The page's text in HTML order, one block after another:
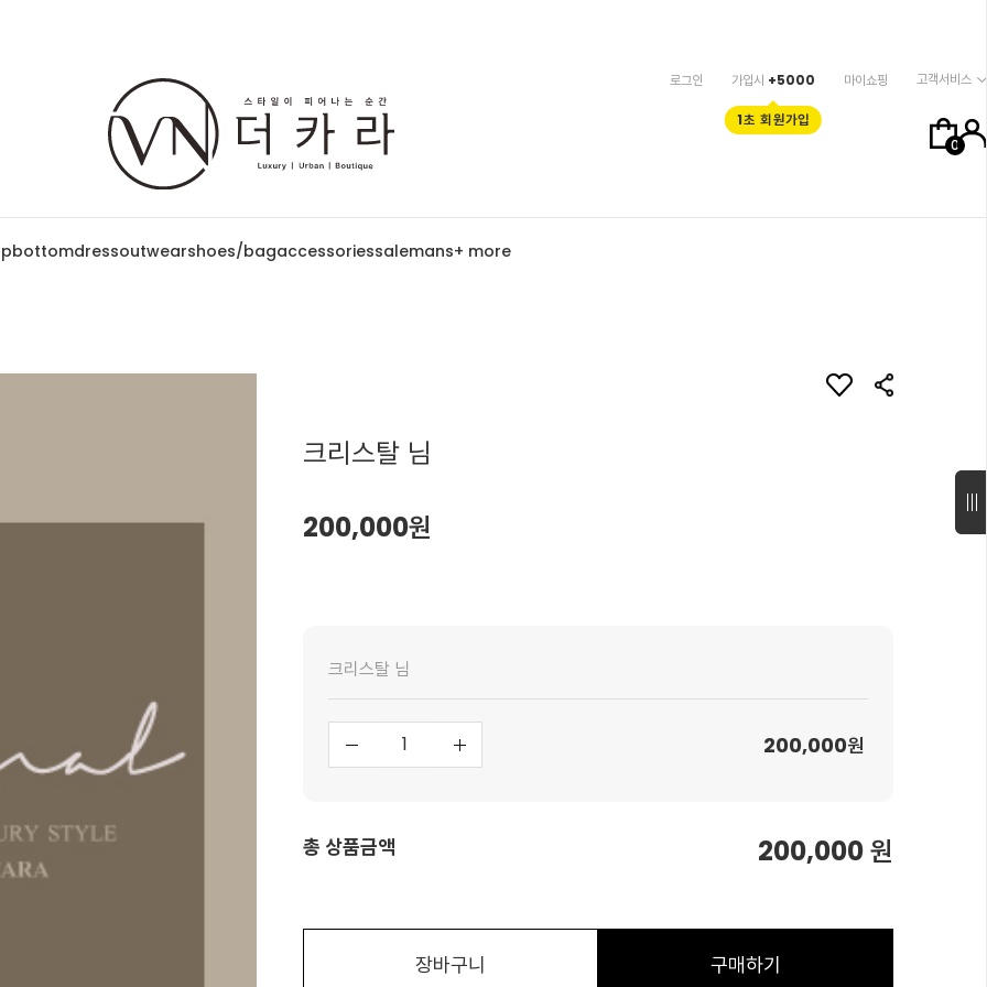
0
로그인 가입시 +5000
1초 회원가입
마이쇼핑 고객서비스
bottomdressoutwearshoes/bagaccessoriessalemans+ more
크리스탈 님
200,000원
크리스탈 님
200,000원
총 상품금액 200,000원
장바구니 구매하기